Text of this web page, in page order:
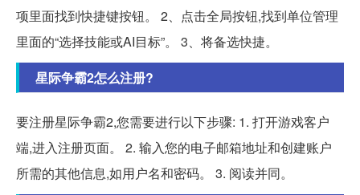
项里面找到快捷键按钮。 2、点击全局按钮,找到单位管理
里面的“选择技能或AI目标”。 3、将备选快捷。
星际争霸2怎么注册?
要注册星际争霸2,您需要进行以下步骤: 1. 打开游戏客户
端,进入注册页面。 2. 输入您的电子邮箱地址和创建账户
所需的其他信息,如用户名和密码。 3. 阅读并同。